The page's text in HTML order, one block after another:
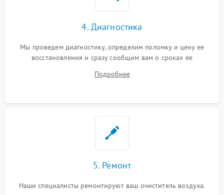
4. Диагностика
Мы проведем диагностику, определим поломку и цену ее
восстановления и сразу сообщим вам о сроках ее
Подробнее
5. Ремонт
Наши специалисты ремонтируют ваш очиститель воздуха.